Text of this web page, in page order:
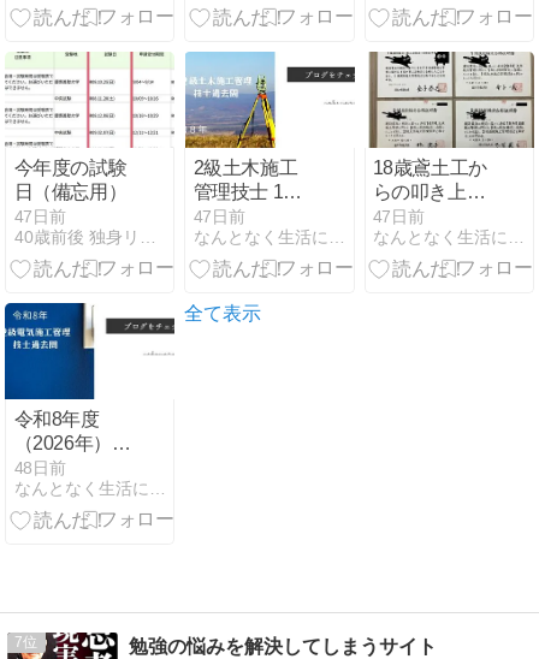
り・注意点ま
上】
の失敗を防ぐ
今年度の試験
日（備忘用）
47日前
40歳前後 独身リーマンたけしの日常雑談
2級土木施工
管理技士 1
次・2次試験
過去問 2026
年(令和8 年)
ード【無料解
47日前
なんとなく生活に役立つ情報
18歳鳶土工か
らの叩き上
げ！土木施工
管理技士の資
格体系とキャ
47日前
なんとなく生活に役立つ情報
令和8年度
（2026年）2
級電気工事施
工管理技術検
定 第一次検定
48日前
なんとなく生活に役立つ情報
全て表示
7 勉強の悩みを解決してしまうサイト